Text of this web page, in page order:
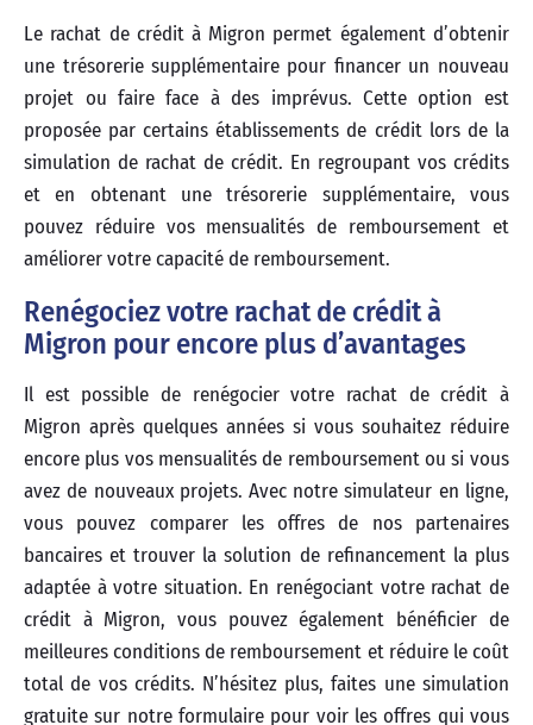
Le rachat de crédit à Migron permet également d’obtenir
une trésorerie supplémentaire pour financer un nouveau
projet ou faire face à des imprévus. Cette option est
proposée par certains établissements de crédit lors de la
simulation de rachat de crédit. En regroupant vos crédits
et en obtenant une trésorerie supplémentaire, vous
pouvez réduire vos mensualités de remboursement et
améliorer votre capacité de remboursement.
Renégociez votre rachat de crédit à
Migron pour encore plus d’avantages
Il est possible de renégocier votre rachat de crédit à
Migron après quelques années si vous souhaitez réduire
encore plus vos mensualités de remboursement ou si vous
avez de nouveaux projets. Avec notre simulateur en ligne,
vous pouvez comparer les offres de nos partenaires
bancaires et trouver la solution de refinancement la plus
adaptée à votre situation. En renégociant votre rachat de
crédit à Migron, vous pouvez également bénéficier de
meilleures conditions de remboursement et réduire le coût
total de vos crédits. N’hésitez plus, faites une simulation
gratuite sur notre formulaire pour voir les offres qui vous